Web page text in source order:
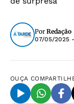
Por Redação
07/05/2025
OUÇA